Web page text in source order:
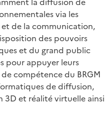
via les
de la communication,
des pouvoirs
et du grand public
pour appuyer leurs
compétence du BRGM
de diffusion,
3D et réalité virtuelle ainsi